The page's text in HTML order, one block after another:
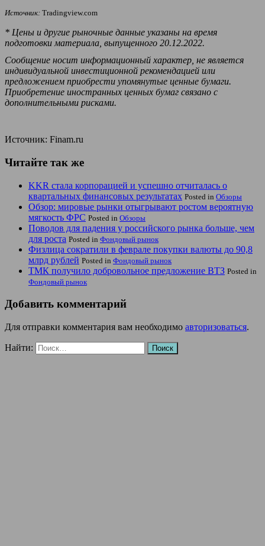
Источник: Tradingview.com
* Цены и другие рыночные данные указаны на время
подготовки материала, выпущенного 20.12.2022.
Сообщение носит информационный характер, не является
индивидуальной инвестиционной рекомендацией или
предложением приобрести упомянутые ценные бумаги.
Приобретение иностранных ценных бумаг связано с
дополнительными рисками.
Источник: Finam.ru
Читайте так же
KKR стала корпорацией и успешно отчиталась о
квартальных финансовых результатах Posted in Обзоры
Обзор: мировые рынки отыгрывают ростом вероятную
мягкость ФРС Posted in Обзоры
Поводов для падения у российского рынка больше, чем
для роста Posted in Фондовый рынок
Физлица сократили в феврале покупки валюты до 90,8
млрд рублей Posted in Фондовый рынок
ТМК получило добровольное предложение ВТЗ Posted in
Фондовый рынок
Добавить комментарий
Для отправки комментария вам необходимо авторизоваться.
Найти: